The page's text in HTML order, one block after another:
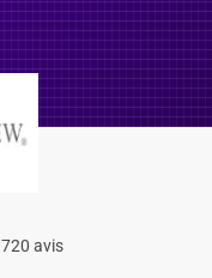
avis